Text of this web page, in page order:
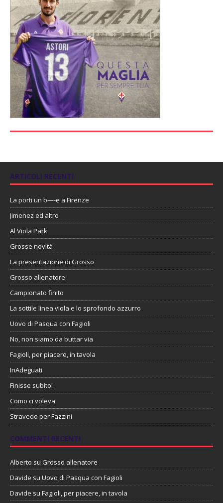
ARTICOLI RECENTI
La porti un b—-e a Firenze
Jimenez ed altro
Al Viola Park
Grosse novità
La presentazione di Grosso
Grosso allenatore
Campionato finito
La sottile linea viola e lo sprofondo azzurro
Uovo di Pasqua con Fagioli
No, non siamo da buttar via
Fagioli, per piacere, in tavola
InAdeguati
Finisse subito!
Como ci voleva
Stravedo per Fazzini
COMMENTI RECENTI
Alberto su Grosso allenatore
Davide su Uovo di Pasqua con Fagioli
Davide su Fagioli, per piacere, in tavola